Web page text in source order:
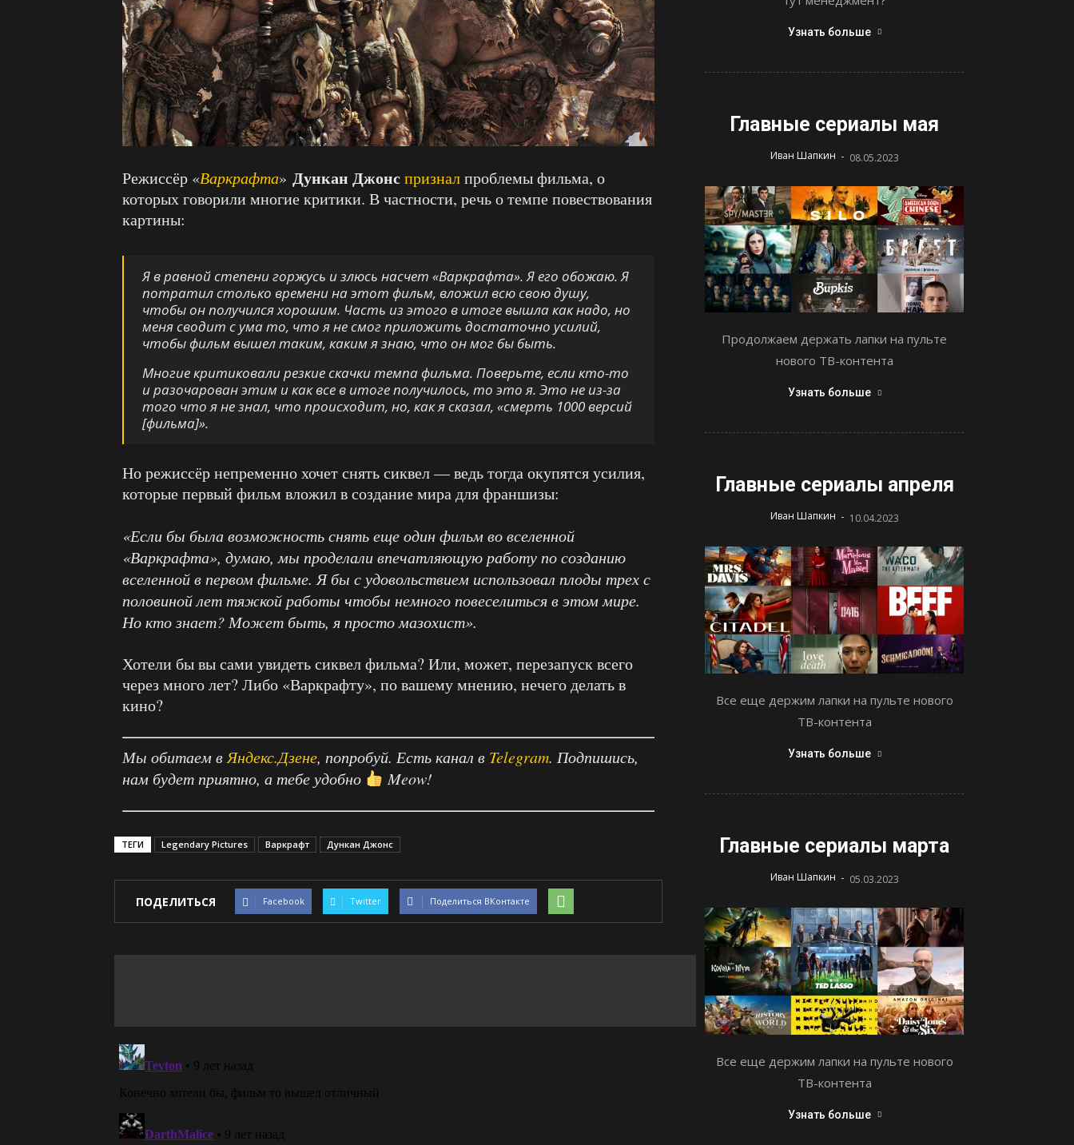
Режиссёр «Варкрафта» Дункан Джонспризналпроблемы фильма, о
которых говорили многие критики. В частности, речь о темпе повествования
картины:
Я в равной степени горжусь и злюсь насчет «Варкрафта». Я его обожаю. Я
потратил столько времени на этот фильм, вложил всю свою душу,
чтобы он получился хорошим. Часть из этого в итоге вышла как надо, но
меня сводит с ума то, что я не смог приложить достаточно усилий,
чтобы фильм вышел таким, каким я знаю, что он мог бы быть.
Многие критиковали резкие скачки темпа фильма. Поверьте, если кто-то
и разочарован этим и как все в итоге получилось, то это я. Это не из-за
того что я не знал, что происходит, но, как я сказал, «смерть 1000 версий
[фильма]».
Но режиссёр непременно хочет снять сиквел — ведь тогда окупятся усилия,
которые первый фильм вложил в создание мира для франшизы:
«Если бы была возможность снять еще один фильм во вселенной
«Варкрафта», думаю, мы проделали впечатляющую работу по созданию
вселенной в первом фильме. Я бы с удовольствием использовал плоды трех с
половиной лет тяжкой работы чтобы немного повеселиться в этом мире.
Но кто знает? Может быть, я просто мазохист».
Хотели бы вы сами увидеть сиквел фильма? Или, может, перезапуск всего
через много лет? Либо «Варкрафту», по вашему мнению, нечего делать в
кино?
Мы обитаем в Яндекс.Дзене, попробуй. Есть канал в Telegram. Подпишись,
нам будет приятно, а тебе удобно
Meow!
ТЕГИ Legendary Pictures Варкрафт Дункан Джонс
ПОДЕЛИТЬСЯ Facebook Twitter Поделиться ВКонтакте
Узнать больше
Главные сериалы мая
Иван Шапкин - 08.05.2023
Продолжаем держать лапки на пульте
нового ТВ-контента
Узнать больше
Главные сериалы апреля
Иван Шапкин - 10.04.2023
Все еще держим лапки на пульте нового
ТВ-контента
Узнать больше
Главные сериалы марта
Иван Шапкин - 05.03.2023
Все еще держим лапки на пульте нового
ТВ-контента
Узнать больше